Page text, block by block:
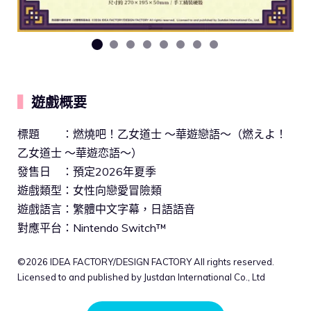
遊戲概要
標題 ：燃燒吧！乙女道士 ～華遊戀語～（燃えよ！
乙女道士 ～華遊恋語～）
發售日 ：預定2026年夏季
遊戲類型：女性向戀愛冒險類
遊戲語言：繁體中文字幕，日語語音
對應平台：Nintendo Switch™
©2026 IDEA FACTORY/DESIGN FACTORY All rights reserved.
Licensed to and published by Justdan International Co., Ltd